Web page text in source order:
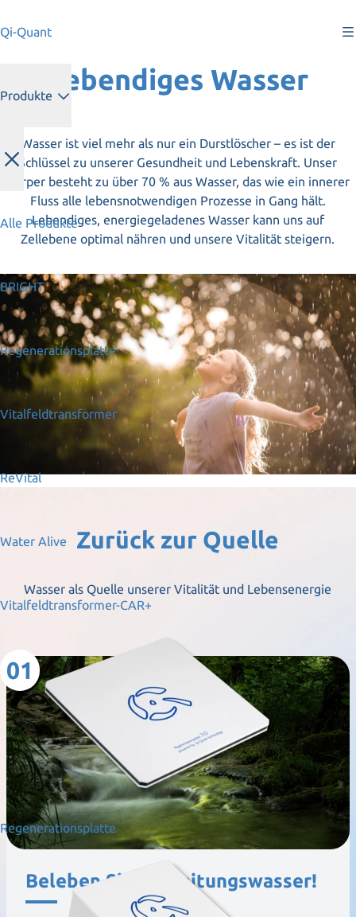
Qi-Quant
Produkte
Alle Produkte
BRIGHT
Regenerationsplatte
Vitalfeldtransformer
ReVital
Water Alive
Vitalfeldtransformer-CAR+
Regenerationsplatte
Lebendiges Wasser
Wasser ist viel mehr als nur ein Durstlöscher – es ist der
Schlüssel zu unserer Gesundheit und Lebenskraft. Unser
Körper besteht zu über 70 % aus Wasser, das wie ein innerer
Fluss alle lebensnotwendigen Prozesse in Gang hält.
Lebendiges, energiegeladenes Wasser kann uns auf
Zellebene optimal nähren und unsere Vitalität steigern.
Zurück zur Quelle
Wasser als Quelle unserer Vitalität und Lebensenergie
01
Beleben Sie Ihr Leitungswasser!